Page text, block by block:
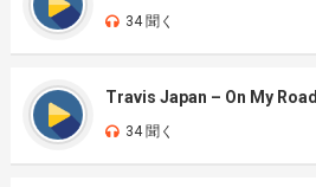
34 聞く
Travis Japan – On My Road
34 聞く